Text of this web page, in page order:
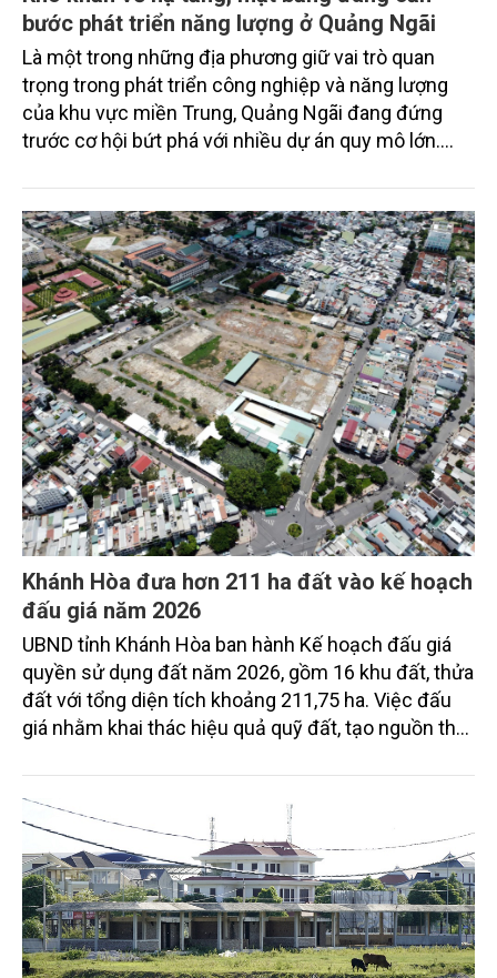
bước phát triển năng lượng ở Quảng Ngãi
Là một trong những địa phương giữ vai trò quan
trọng trong phát triển công nghiệp và năng lượng
của khu vực miền Trung, Quảng Ngãi đang đứng
trước cơ hội bứt phá với nhiều dự án quy mô lớn.
trên địa bàn vẫn còn nhiều vướng mắc về quy
hoạch, cơ chế chính sách và thu hút nguồn lực đầu
tư.
Khánh Hòa đưa hơn 211 ha đất vào kế hoạch
đấu giá năm 2026
UBND tỉnh Khánh Hòa ban hành Kế hoạch đấu giá
quyền sử dụng đất năm 2026, gồm 16 khu đất, thửa
đất với tổng diện tích khoảng 211,75 ha. Việc đấu
giá nhằm khai thác hiệu quả quỹ đất, tạo nguồn thu
triển kinh tế - xã hội.